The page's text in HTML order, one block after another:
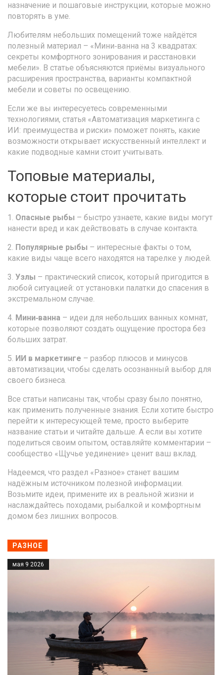
назначение и пошаговые инструкции, которые можно
повторять в уме.
Любителям небольших помещений тоже найдётся
полезный материал – «Мини‑ванна на 3 квадратах:
секреты комфортного зонирования и расстановки
мебели». В статье объясняются приёмы визуального
расширения пространства, варианты компактной
мебели и советы по освещению.
Если же вы интересуетесь современными
технологиями, статья «Автоматизация маркетинга с
ИИ: преимущества и риски» поможет понять, какие
возможности открывает искусственный интеллект и
какие подводные камни стоит учитывать.
Топовые материалы,
которые стоит прочитать
1. Опасные рыбы – быстро узнаете, какие виды могут
нанести вред и как действовать в случае контакта.
2. Популярные рыбы – интересные факты о том,
какие виды чаще всего находятся на тарелке у людей.
3. Узлы – практический список, который пригодится в
любой ситуацией: от установки палатки до спасения в
экстремальном случае.
4. Мини‑ванна – идеи для небольших ванных комнат,
которые позволяют создать ощущение простора без
больших затрат.
5. ИИ в маркетинге – разбор плюсов и минусов
автоматизации, чтобы сделать осознанный выбор для
своего бизнеса.
Все статьи написаны так, чтобы сразу было понятно,
как применить полученные знания. Если хотите быстро
перейти к интересующей теме, просто выберите
название статьи и читайте дальше. А если вы хотите
поделиться своим опытом, оставляйте комментарии –
сообщество «Щучье уединение» ценит ваш вклад.
Надеемся, что раздел «Разное» станет вашим
надёжным источником полезной информации.
Возьмите идеи, примените их в реальной жизни и
наслаждайтесь походами, рыбалкой и комфортным
домом без лишних вопросов.
РАЗНОЕ
мая 9 2026